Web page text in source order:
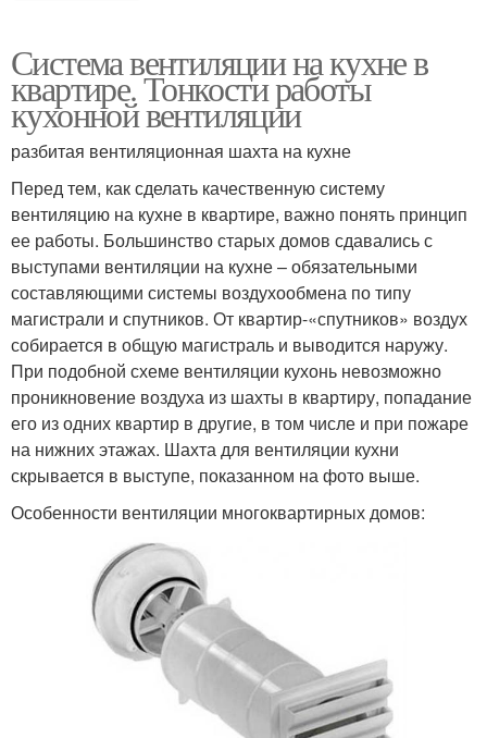
Система вентиляции на кухне в
квартире. Тонкости работы
кухонной вентиляции
разбитая вентиляционная шахта на кухне
Перед тем, как сделать качественную систему
вентиляцию на кухне в квартире, важно понять принцип
ее работы. Большинство старых домов сдавались с
выступами вентиляции на кухне – обязательными
составляющими системы воздухообмена по типу
магистрали и спутников. От квартир-«спутников» воздух
собирается в общую магистраль и выводится наружу.
При подобной схеме вентиляции кухонь невозможно
проникновение воздуха из шахты в квартиру, попадание
его из одних квартир в другие, в том числе и при пожаре
на нижних этажах. Шахта для вентиляции кухни
скрывается в выступе, показанном на фото выше.
Особенности вентиляции многоквартирных домов: